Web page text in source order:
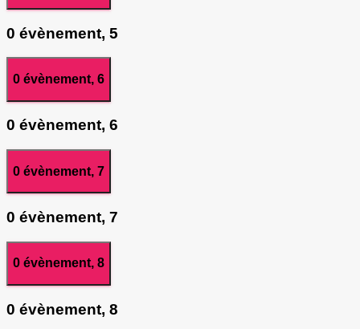
0 évènement, 5
0 évènement, 6
0 évènement, 6
0 évènement, 7
0 évènement, 7
0 évènement, 8
0 évènement, 8